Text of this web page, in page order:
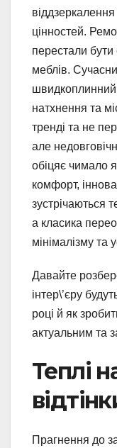
цінностей.
перестали бути
меблів.
натхнення та
тренді та не
але
обіцяє чимало
комфорт,
зустрічаються
а класика
мінімалізму та
Давайте
інтер\’єру
році й як
актуальним та
Теплі
Прагнення до